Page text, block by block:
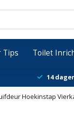
Tips Toilet
14
Hoekinstap